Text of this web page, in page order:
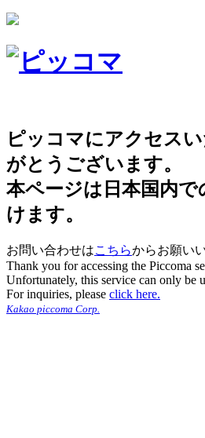
ピッコマにアクセス
がとうございます。
本ページは日本国内
けます。
お問い合わせはこちらからお願い
Thank you for accessing the Piccoma
Unfortunately, this service can only be
For inquiries, please click here.
Kakao piccoma Corp.